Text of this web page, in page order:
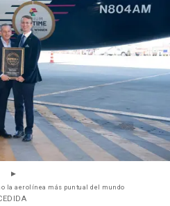
la aerolínea más puntual del mundo